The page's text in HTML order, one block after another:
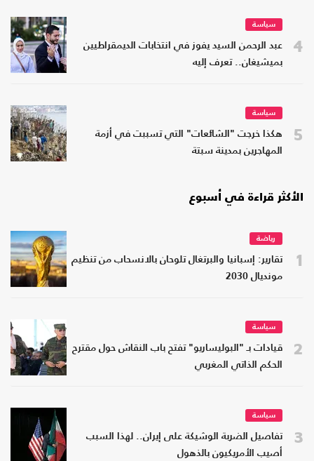
4
سياسة
عبد الرحمن السيد يفوز في انتخابات الديمقراطيين
بميشيغان.. تعرف إليه
5
سياسة
هكذا خرجت "الشائعات" التي تسببت في أزمة
المهاجرين بمدينة سبتة
الأكثر قراءة في أسبوع
1
رياضة
تقارير: إسبانيا والبرتغال تلوحان بالانسحاب من تنظيم
مونديال 2030
2
سياسة
قيادات بـ "البوليساريو" تفتح باب النقاش حول مقترح
الحكم الذاتي المغربي
3
سياسة
تفاصيل الضربة الوشيكة على إيران.. لهذا السبب
أصيب الأمريكيون بالذهول